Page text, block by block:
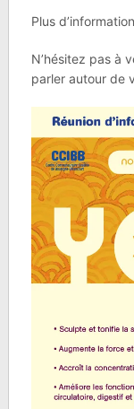
Plus
N’hésitez pas à
parler autour de